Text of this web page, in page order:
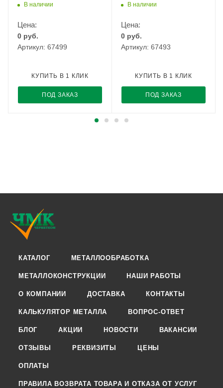
В наличии
Цена:
0 руб.
Артикул: 67499
ПОД ЗАКАЗ
КУПИТЬ В 1 КЛИК
В наличии
Цена:
0 руб.
Артикул: 67493
ПОД ЗАКАЗ
КУПИТЬ В 1 КЛИК
КАТАЛОГ МЕТАЛЛООБРАБОТКА
МЕТАЛЛОКОНСТРУКЦИИ НАШИ РАБОТЫ
О КОМПАНИИ ДОСТАВКА КОНТАКТЫ
КАЛЬКУЛЯТОР МЕТАЛЛА ВОПРОС-ОТВЕТ
БЛОГ АКЦИИ НОВОСТИ ВАКАНСИИ
ОТЗЫВЫ РЕКВИЗИТЫ ЦЕНЫ
ОПЛАТЫ
ПРАВИЛА ВОЗВРАТА ТОВАРА И ОТКАЗА ОТ УСЛУГ